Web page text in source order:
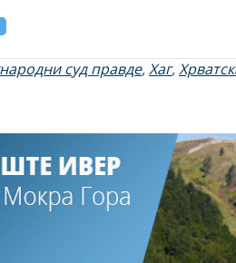
суд правде,Хаг,